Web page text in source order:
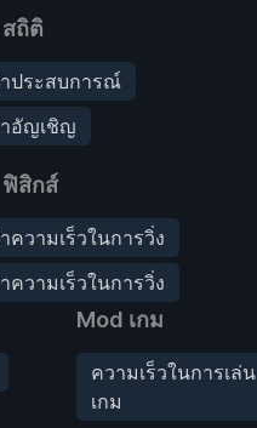
ถิติ
ประสบการณ์
อัญเชิญ
สิกส์
ความเร็วในการวิ่ง
ความเร็วในการวิ่ง
Mod เกม
ความเร็วในการเล่น
เกม